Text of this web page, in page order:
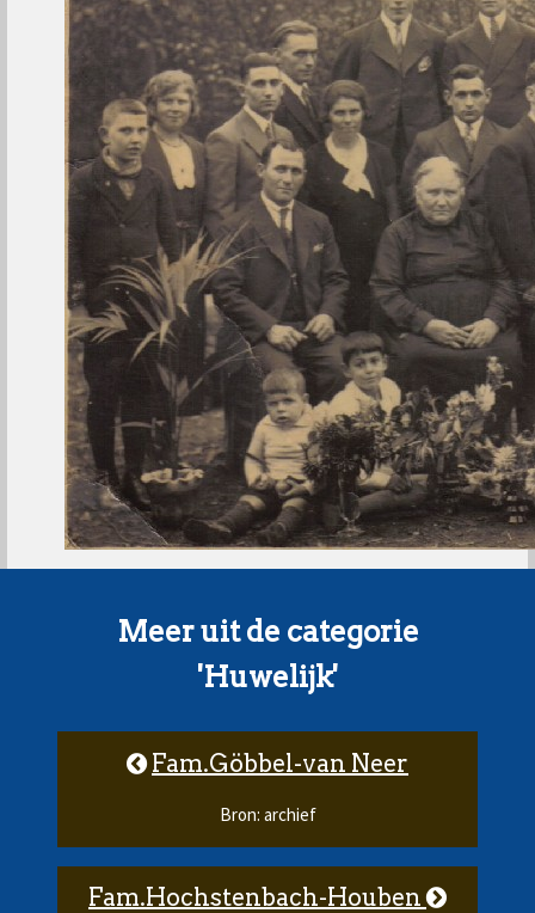
Meer uit de categorie
'Huwelijk'
Fam.Göbbel-van Neer
Bron: archief
Fam.Hochstenbach-Houben